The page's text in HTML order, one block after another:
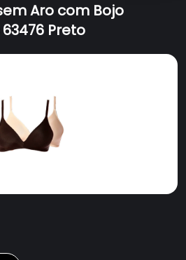
Aro com Bojo
Preto